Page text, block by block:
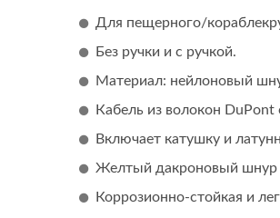
Для пещерного/
Без ручки и с ручкой.
Материал: нейлоновый
Кабель из волокон DuPont
Включает катушку и
Желтый дакроновый шнур
Коррозионно-стойкая и